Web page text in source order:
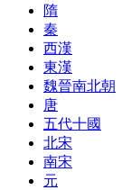
隋
秦
西漢
東漢
魏晉南北朝
唐
五代十國
北宋
南宋
元